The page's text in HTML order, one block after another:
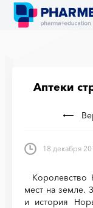
Аптеки
18 декабря
Королевство
мест на земле.
и история